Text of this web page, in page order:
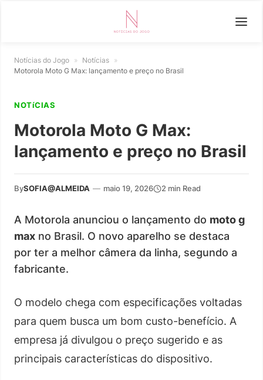
Notícias do Jogo » Notícias »
Motorola Moto G Max: lançamento e preço no Brasil
NOTíCIAS
Motorola Moto G Max:
lançamento e preço no Brasil
BySOFIA@ALMEIDA — maio 19, 2026 2 min Read
A Motorola anunciou o lançamento do moto g
max no Brasil. O novo aparelho se destaca
por ter a melhor câmera da linha, segundo a
fabricante.
O modelo chega com especificações voltadas
para quem busca um bom custo-benefício. A
empresa já divulgou o preço sugerido e as
principais características do dispositivo.